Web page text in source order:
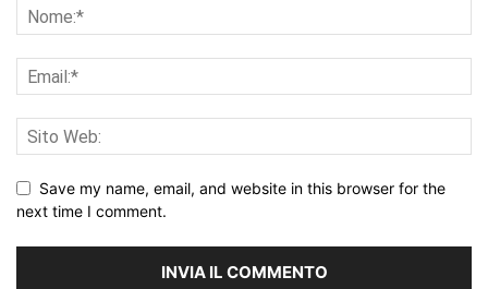
Save my name, email, and website in this browser for the
next time I comment.